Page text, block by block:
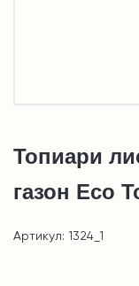
Топиари
газон Eco
Артикул: 1324_1